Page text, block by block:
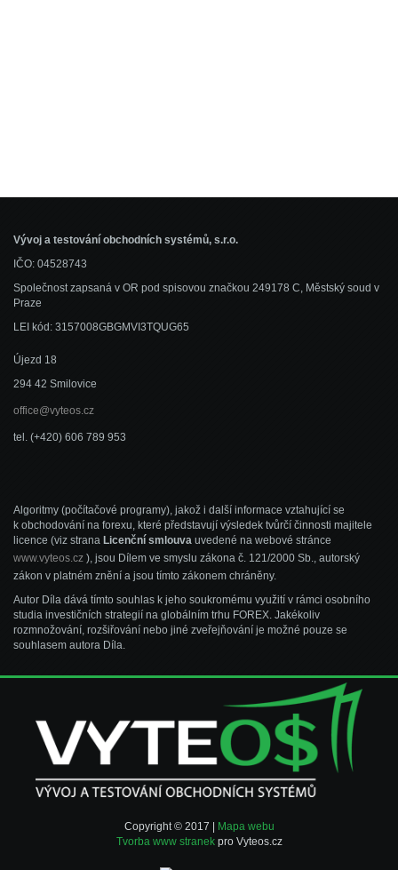
Vývoj a testování obchodních systémů, s.r.o.
IČO: 04528743
Společnost zapsaná v OR pod spisovou značkou 249178 C, Městský soud v
Praze
LEI kód: 3157008GBGMVI3TQUG65
Újezd 18
294 42 Smilovice
office@vyteos.cz
tel. (+420) 606 789 953
Algoritmy (počítačové programy), jakož i další informace vztahující se
k obchodování na forexu, které představují výsledek tvůrčí činnosti majitele
licence (viz strana Licenční smlouva uvedené na webové stránce
www.vyteos.cz ), jsou Dílem ve smyslu zákona č. 121/2000 Sb., autorský
zákon v platném znění a jsou tímto zákonem chráněny.
Autor Díla dává tímto souhlas k jeho soukromému využití v rámci osobního
studia investičních strategií na globálním trhu FOREX. Jakékoliv
rozmnožování, rozšiřování nebo jiné zveřejňování je možné pouze se
souhlasem autora Díla.
Copyright © 2017 |
Mapa webu
Tvorba www stranek pro Vyteos.cz